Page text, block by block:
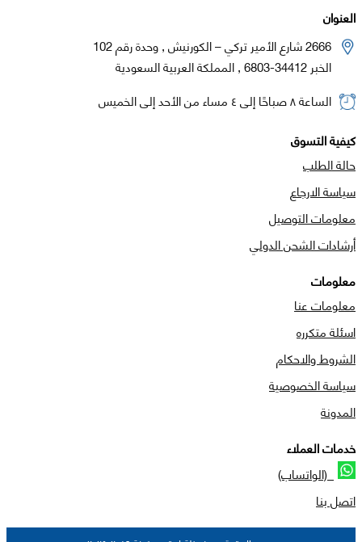
العنوان
2666 شارع الأمير تركي – الكورنيش , وحدة رقم 102
الخبر 34412-6803 , المملكة العربية السعودية
الساعة ٨ صباحًا إلى ٤ مساء من الأحد إلى الخميس
كيفية التسوق
حالة الطلب
سياسة الارجاع
معلومات التوصيل
أرشادات الشحن الدولي
معلومات
معلومات عنا
اسئلة متكرره
الشروط والاحكام
سياسة الخصوصية
المدونة
خدمات العملاء
(الواتساب)
اتصل بنا